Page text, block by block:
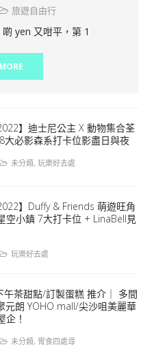
旅遊自由行
yen 又咁平，第 1
】迪士尼公主 X 動物集合荃
大必影森系打卡位影盡日與夜
未分類, 玩樂好去處
】Duffy & Friends 萌遊旺角
空小鎮 7大打卡位 + LinaBell見
玩樂好去處
午茶甜點/訂製蛋糕 推介｜ 多間
元朗 YOHO mall/尖沙咀美麗華
企！
未分類, 胃食四處尋